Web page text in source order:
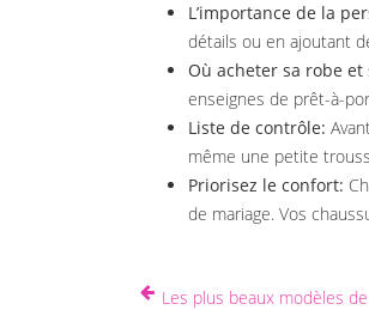
L’importance de la
détails ou en ajoutant
Où acheter sa robe et
enseignes de prêt-à-
Liste de contrôle:
même une petite
Priorisez le confort:
de mariage. Vos
Les plus beaux modèles